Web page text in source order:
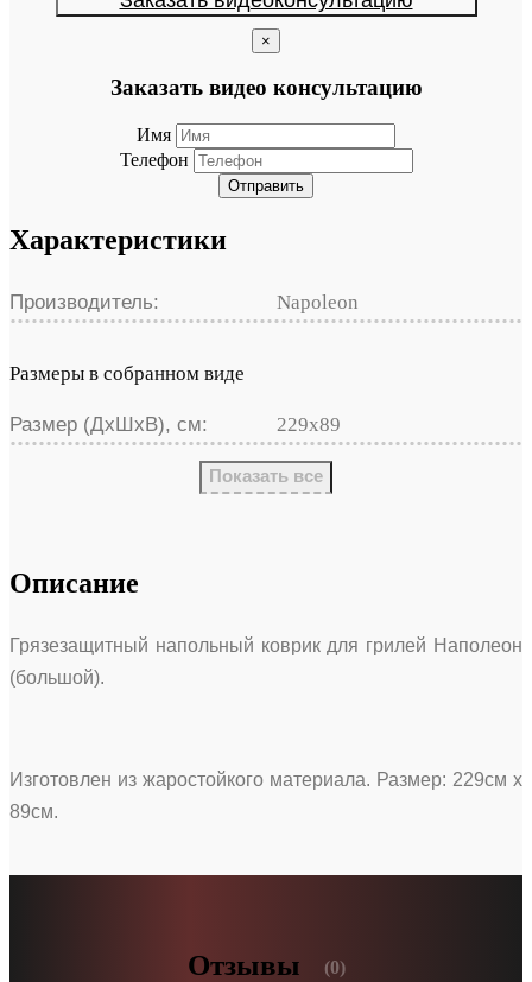
×
Заказать видео консультацию
Имя
Телефон
Отправить
Характеристики
Производитель: Napoleon
Размеры в собранном виде
Размер (ДхШхВ), см: 229х89
Показать все
Описание
Грязезащитный напольный коврик для грилей Наполеон
(большой).
Изготовлен из жаростойкого материала. Размер: 229см х
89см.
Отзывы (0)